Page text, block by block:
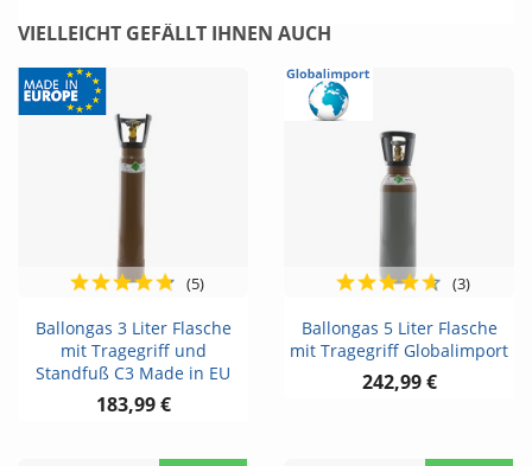
powered by
Usercentrics Consent
Trusted
VIELLEICHT GEFÄLLT IHNEN AUCH
Ballongas 3 Liter Flasche
mit Tragegriff und
Standfuß C3 Made in EU
183,99 €
(5)
Ballongas 5 Liter Flasche
mit Tragegriff Globalimport
242,99 €
(3)